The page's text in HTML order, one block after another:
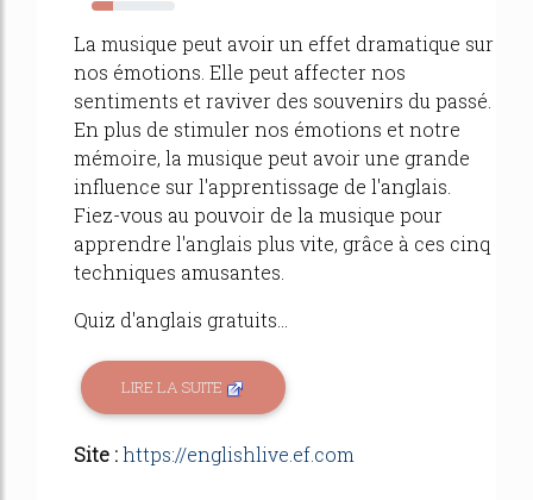
25%
La musique peut avoir un effet dramatique sur
nos émotions. Elle peut affecter nos
sentiments et raviver des souvenirs du passé.
En plus de stimuler nos émotions et notre
mémoire, la musique peut avoir une grande
influence sur l'apprentissage de l'anglais.
Fiez-vous au pouvoir de la musique pour
apprendre l'anglais plus vite, grâce à ces cinq
techniques amusantes.
Quiz d'anglais gratuits...
LIRE LA SUITE
Site :https://englishlive.ef.com